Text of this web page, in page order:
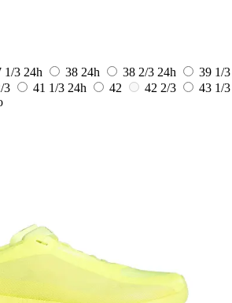
1/3 24h 38 24h 38 2/3 24h
39 1/3
3 41 1/3 24h 42 42 2/3
43 1/3